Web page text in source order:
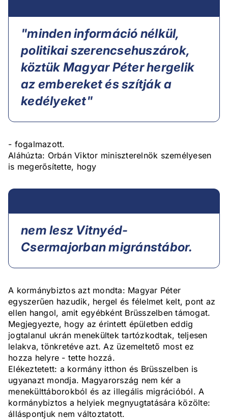
"minden információ nélkül,
politikai szerencsehuszárok,
köztük Magyar Péter hergelik
az embereket és szítják a
kedélyeket"
- fogalmazott.
Aláhúzta: Orbán Viktor miniszterelnök személyesen
is megerősítette, hogy
nem lesz Vitnyéd-
Csermajorban migránstábor.
A kormánybiztos azt mondta: Magyar Péter
egyszerűen hazudik, hergel és félelmet kelt, pont az
ellen hangol, amit egyébként Brüsszelben támogat.
Megjegyezte, hogy az érintett épületben eddig
jogtalanul ukrán menekültek tartózkodtak, teljesen
lelakva, tönkretéve azt. Az üzemeltető most ez
hozza helyre - tette hozzá.
Elékeztetett: a kormány itthon és Brüsszelben is
ugyanazt mondja. Magyarország nem kér a
menekülttáborokból és az illegális migrációból. A
kormánybiztos a helyiek megnyugtatására közölte:
álláspontjuk nem változtatott.